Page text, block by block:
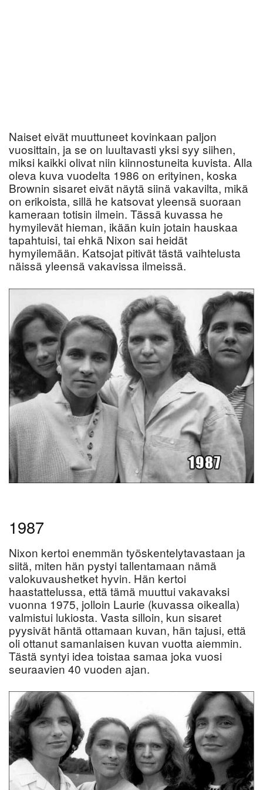
Naiset eivät muuttuneet kovinkaan paljon
vuosittain, ja se on luultavasti yksi syy siihen,
miksi kaikki olivat niin kiinnostuneita kuvista. Alla
oleva kuva vuodelta 1986 on erityinen, koska
Brownin sisaret eivät näytä siinä vakavilta, mikä
on erikoista, sillä he katsovat yleensä suoraan
kameraan totisin ilmein. Tässä kuvassa he
hymyilevät hieman, ikään kuin jotain hauskaa
tapahtuisi, tai ehkä Nixon sai heidät
hymyilemään. Katsojat pitivät tästä vaihtelusta
näissä yleensä vakavissa ilmeissä.
1987
Nixon kertoi enemmän työskentelytavastaan ja
siitä, miten hän pystyi tallentamaan nämä
valokuvaushetket hyvin. Hän kertoi
haastattelussa, että tämä muuttui vakavaksi
vuonna 1975, jolloin Laurie (kuvassa oikealla)
valmistui lukiosta. Vasta silloin, kun sisaret
pyysivät häntä ottamaan kuvan, hän tajusi, että
oli ottanut samanlaisen kuvan vuotta aiemmin.
Tästä syntyi idea toistaa samaa joka vuosi
seuraavien 40 vuoden ajan.